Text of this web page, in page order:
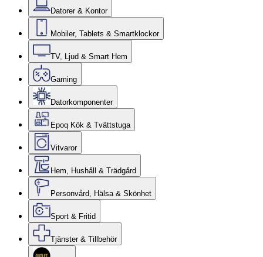
Datorer & Kontor
Mobiler, Tablets & Smartklockor
TV, Ljud & Smart Hem
Gaming
Datorkomponenter
Epoq Kök & Tvättstuga
Vitvaror
Hem, Hushåll & Trädgård
Personvård, Hälsa & Skönhet
Sport & Fritid
Tjänster & Tillbehör